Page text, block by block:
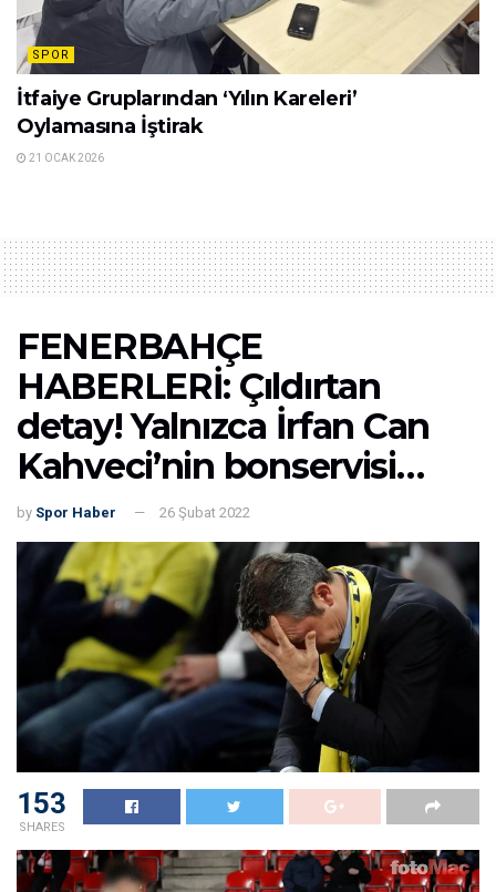
SPOR
İtfaiye Gruplarından ‘Yılın Kareleri’
Oylamasına İştirak
21 OCAK 2026
FENERBAHÇE
HABERLERİ: Çıldırtan
detay! Yalnızca İrfan Can
Kahveci’nin bonservisi…
by Spor Haber 26 Şubat 2022
153
SHARES